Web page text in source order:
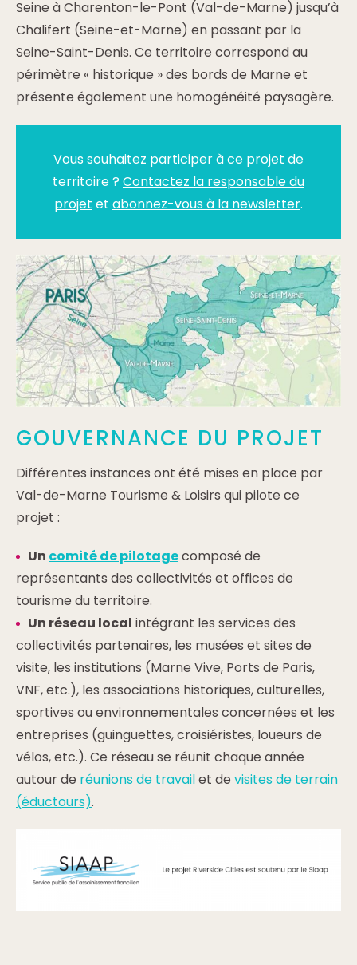
Seine à Charenton-le-Pont (Val-de-Marne) jusqu’à
Chalifert (Seine-et-Marne) en passant par la
Seine-Saint-Denis. Ce territoire correspond au
périmètre « historique » des bords de Marne et
présente également une homogénéité paysagère.
Vous souhaitez participer à ce projet de
territoire ? Contactez la responsable du
projet et abonnez-vous à la newsletter.
GOUVERNANCE DU PROJET
Différentes instances ont été mises en place par
Val-de-Marne Tourisme & Loisirs qui pilote ce
projet :
Un comité de pilotagecomposé de
représentants des collectivités et offices de
tourisme du territoire.
Un réseau local intégrant les services des
collectivités partenaires, les musées et sites de
visite, les institutions (Marne Vive, Ports de Paris,
VNF, etc.), les associations historiques, culturelles,
sportives ou environnementales concernées et les
entreprises (guinguettes, croisiéristes, loueurs de
vélos, etc.). Ce réseau se réunit chaque année
autour de réunions de travailet de visites de terrain
(éductours).